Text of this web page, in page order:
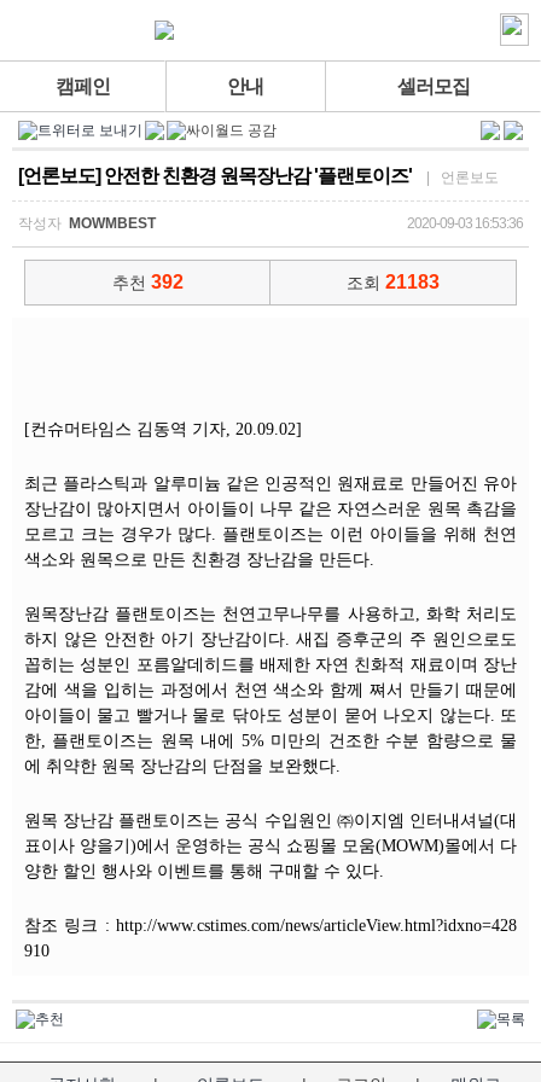
캠페인 안내 셀러모집
[언론보도] 안전한 친환경 원목장난감 '플랜토이즈' | 언론보도
작성자 MOWMBEST 2020-09-03 16:53:36
추천 392 조회 21183
[컨슈머타임스 김동역 기자, 20.09.02]
최근 플라스틱과 알루미늄 같은 인공적인 원재료로 만들어진 유아
장난감이 많아지면서 아이들이 나무 같은 자연스러운 원목 촉감을
모르고 크는 경우가 많다. 플랜토이즈는 이런 아이들을 위해 천연
색소와 원목으로 만든 친환경 장난감을 만든다.
원목장난감 플랜토이즈는 천연고무나무를 사용하고, 화학 처리도
하지 않은 안전한 아기 장난감이다. 새집 증후군의 주 원인으로도
꼽히는 성분인 포름알데히드를 배제한 자연 친화적 재료이며 장난
감에 색을 입히는 과정에서 천연 색소와 함께 쪄서 만들기 때문에
아이들이 물고 빨거나 물로 닦아도 성분이 묻어 나오지 않는다. 또
한, 플랜토이즈는 원목 내에 5% 미만의 건조한 수분 함량으로 물
에 취약한 원목 장난감의 단점을 보완했다.
원목 장난감 플랜토이즈는 공식 수입원인 ㈜이지엠 인터내셔널(대
표이사 양을기)에서 운영하는 공식 쇼핑몰 모움(MOWM)몰에서 다
양한 할인 행사와 이벤트를 통해 구매할 수 있다.
참조 링크 : http://www.cstimes.com/news/articleView.html?idxno=428
910